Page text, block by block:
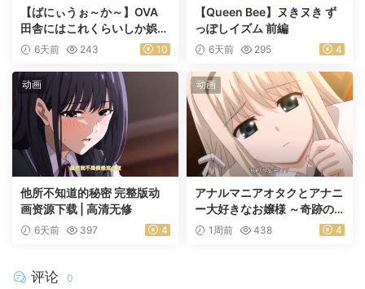
【ばにぃうぉ～か～】OVA
田舎にはこれくらいしか娯楽
がない ＃1乡下几乎没有娱乐
6天前 243 10
【Queen Bee】ヌきヌき ず
っぽしイズム 前編
6天前 295 4
动画
他所不知道的秘密 完整版动
画资源下载 | 高清无修
6天前 397 4
动画
アナルマニアオタクとアナニ
ー大好きなお嬢様 ～奇跡の
マッチング～ 前編
1周前 438 4
评论 0